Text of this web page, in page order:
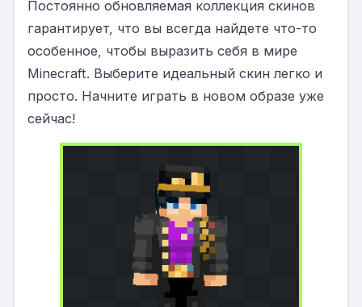
Постоянно обновляемая коллекция скинов
гарантирует, что вы всегда найдете что-то
особенное, чтобы выразить себя в мире
Minecraft. Выберите идеальный скин легко и
просто. Начните играть в новом образе уже
сейчас!